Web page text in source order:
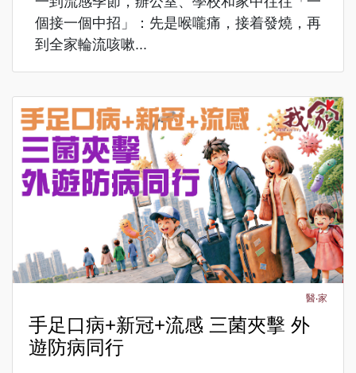
個接一個中招」：先是喉嚨痛，接着發燒，再
到全家輪流咳嗽...
醫‧家
手足口病+新冠+流感 三菌夾擊 外
遊防病同行